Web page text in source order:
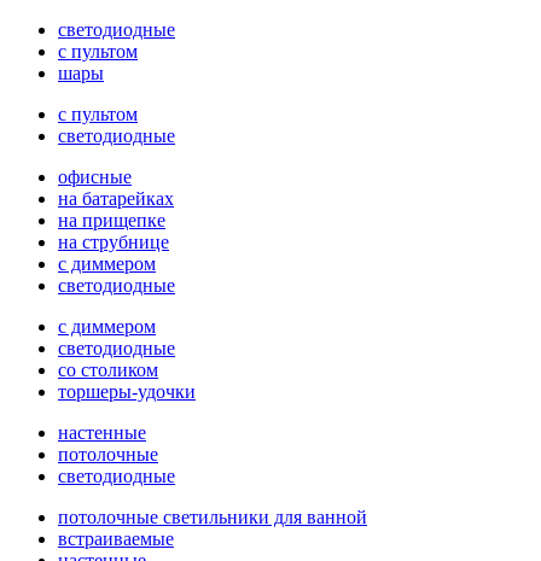
светодиодные
с пультом
шары
с пультом
светодиодные
офисные
на батарейках
на прищепке
на струбнице
с диммером
светодиодные
с диммером
светодиодные
со столиком
торшеры-удочки
настенные
потолочные
светодиодные
потолочные светильники для ванной
встраиваемые